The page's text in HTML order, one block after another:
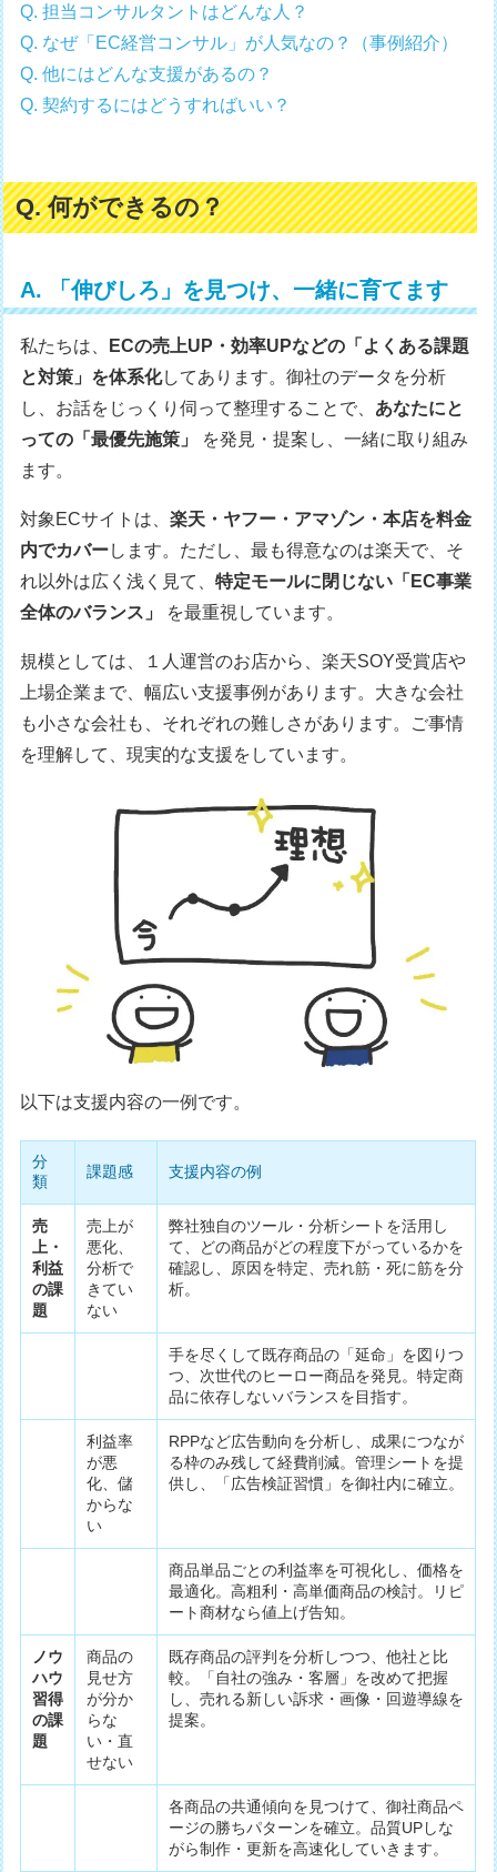
Q. 担当コンサルタントはどんな人？
Q. なぜ「EC経営コンサル」が人気なの？（事例紹介）
Q. 他にはどんな支援があるの？
Q. 契約するにはどうすればいい？
Q. 何ができるの？
A. 「伸びしろ」を見つけ、一緒に育てます
私たちは、
ECの売上UP・効率UPなどの「よくある課題
と対策」を体系化してあります。御社のデータを分析
し、お話をじっくり伺って整理することで、 あなたにと
っての「最優先施策」
を発見・提案し、一緒に取り組み
ます。
対象ECサイトは、楽天・ヤフー・アマゾン・本店を料金
内でカバーします。ただし、最も得意なのは楽天で、そ
れ以外は広く浅く見て、特定モールに閉じない「EC事業
全体のバランス」
を最重視しています。
規模としては、１人運営のお店から、楽天SOY受賞店や
上場企業まで、幅広い支援事例があります。大きな会社
も小さな会社も、それぞれの難しさがあります。ご事情
を理解して、現実的な支援をしています。
以下は支援内容の一例です。
分
類
課題感 支援内容の例
売
上・
利益
の課
題
売上が
悪化、
分析で
きてい
ない
弊社独自のツール・分析シートを活用し
て、どの商品がどの程度下がっているかを
確認し、原因を特定、売れ筋・死に筋を分
析。
手を尽くして既存商品の「延命」を図りつ
つ、次世代のヒーロー商品を発見。特定商
品に依存しないバランスを目指す。
利益率
が悪
化、儲
からな
い
RPPなど広告動向を分析し、成果につなが
る枠のみ残して経費削減。管理シートを提
供し、「広告検証習慣」を御社内に確立。
商品単品ごとの利益率を可視化し、価格を
最適化。高粗利・高単価商品の検討。リピ
ート商材なら値上げ告知。
ノウ
ハウ
習得
の課
題
商品の
見せ方
が分か
らな
い・直
せない
既存商品の評判を分析しつつ、他社と比
較。「自社の強み・客層」を改めて把握
し、売れる新しい訴求・画像・回遊導線を
提案。
各商品の共通傾向を見つけて、御社商品ペ
ージの勝ちパターンを確立。品質UPしな
がら制作・更新を高速化していきます。